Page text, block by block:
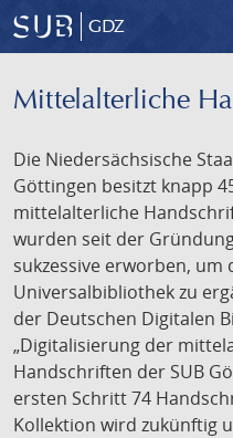
GDZ
Mittelalterliche
Die Niedersächsische
Göttingen besitzt knapp
mittelalterliche
wurden seit der
sukzessive erworben, um
Universalbibliothek zu
der Deutschen Digitalen
„Digitalisierung der
Handschriften der SUB
ersten Schritt 74
Kollektion wird zukünftig